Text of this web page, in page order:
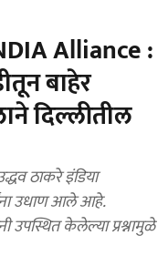
Alliance :
बाहेर
दिल्लीतील
ठाकरे इंडिया
उधाण आले आहे.
उपस्थित केलेल्या प्रश्नामुळे